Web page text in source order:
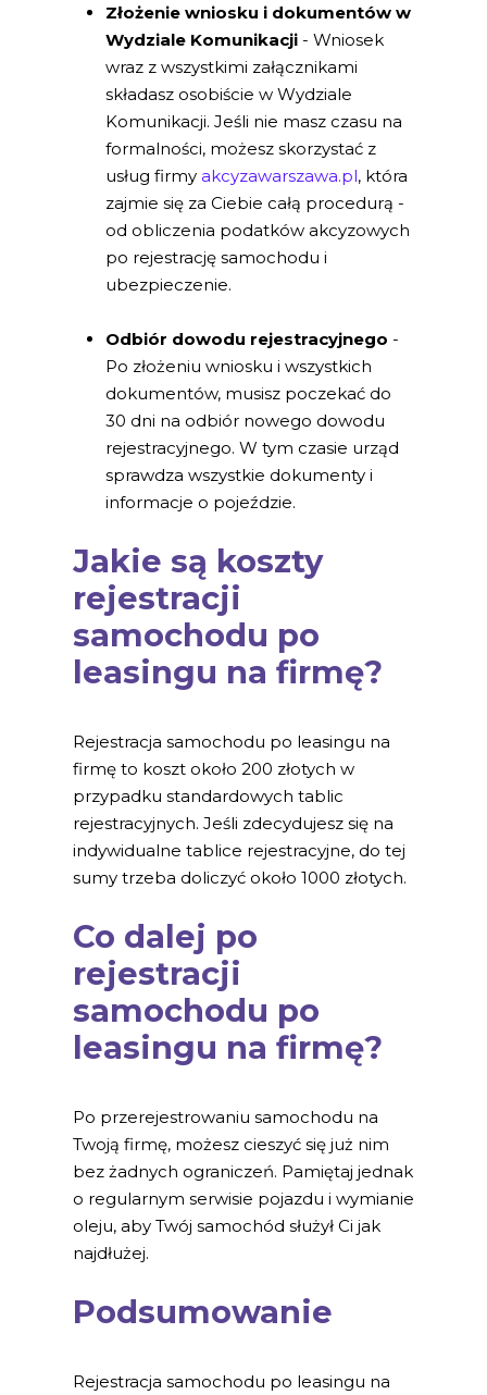
Złożenie wniosku i dokumentów w
Wydziale Komunikacji - Wniosek
wraz z wszystkimi załącznikami
składasz osobiście w Wydziale
Komunikacji. Jeśli nie masz czasu na
formalności, możesz skorzystać z
usług firmy akcyzawarszawa.pl, która
zajmie się za Ciebie całą procedurą -
od obliczenia podatków akcyzowych
po rejestrację samochodu i
ubezpieczenie.
Odbiór dowodu rejestracyjnego -
Po złożeniu wniosku i wszystkich
dokumentów, musisz poczekać do
30 dni na odbiór nowego dowodu
rejestracyjnego. W tym czasie urząd
sprawdza wszystkie dokumenty i
informacje o pojeździe.
Jakie są koszty
rejestracji
samochodu po
leasingu na firmę?
Rejestracja samochodu po leasingu na
firmę to koszt około 200 złotych w
przypadku standardowych tablic
rejestracyjnych. Jeśli zdecydujesz się na
indywidualne tablice rejestracyjne, do tej
sumy trzeba doliczyć około 1000 złotych.
Co dalej po
rejestracji
samochodu po
leasingu na firmę?
Po przerejestrowaniu samochodu na
Twoją firmę, możesz cieszyć się już nim
bez żadnych ograniczeń. Pamiętaj jednak
o regularnym serwisie pojazdu i wymianie
oleju, aby Twój samochód służył Ci jak
najdłużej.
Podsumowanie
Rejestracja samochodu po leasingu na